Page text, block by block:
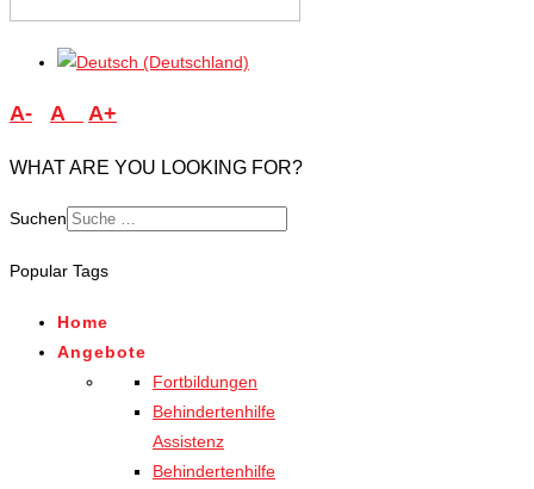
A- A A+
WHAT ARE YOU LOOKING FOR?
Suchen
Popular Tags
Home
Angebote
Fortbildungen
Behindertenhilfe
Assistenz
Behindertenhilfe